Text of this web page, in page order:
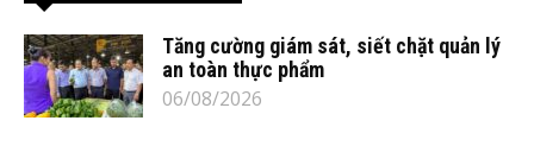
Tăng cường giám sát, siết chặt quản lý
an toàn thực phẩm
06/08/2026